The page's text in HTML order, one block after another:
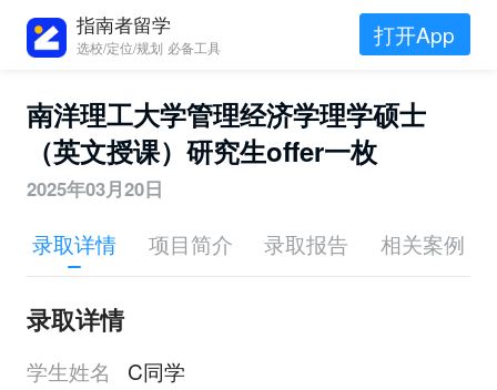
指南者留学
选校/定位/规划 必备工具 打开App
南洋理工大学管理经济学理学硕士
（英文授课）研究生offer一枚
2025年03月20日
录取详情 项目简介 录取报告 相关案例
录取详情
学生姓名
C同学